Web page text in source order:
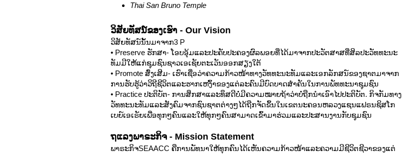
Thai San Bruno Temple
ວິສັຍທັສນ໌ຂອງເຮົາ - Our Vision
ວິສັຍທັສນ໌ນັ້ນມາຈາກ3 P
• Preserve ຮັກສາ- ໂອບອຸ້ມແລະປະຄັບປະຄອງຜົລພອຍທີ່ໄດ້ມາຈາກປະວັຕສາສທີ່ສິລປະວັທທະນະ
ທັມມີໃຫ້ແກ່ຊຸມຊົນຊາວເອເຊັຍຕະເວັນອອກສຽງໃຕ້
• Promote ສົ່ງເສີມ- ເຮົາເຊື່ອວ່າຄວາມກ້າວໜ້າທາງວັທທະນະທັມແລະເອກລັກສນ໌ຂອງຊາຕມາຈາກ
ການຮັບຮູ້ວ່າວິຖີຊີວິຕແລະຮາກເຫງົ້າຂອງແຕ່ລະຄົນມີບົດບາດສຳຄັນໃນການພັທທະນາຊຸມຊົນ
• Practice ປະຕິບັຕ- ການສຶກສາແລະທຶສດີບໍ່ມີຄວາມໝາຍຖ້າວ່າບໍ່ຖືກນຳເອົາໄປປະຕິບັຕ. ກິຈກັມທາງ
ວັທທະນະທັມແລະສັງຄົມຈາກຊົນຊາຕຕ່າງໆໄດ້ຖືກຈັດຂຶ້ນໃນເຂຕນະຄອນຫລວງແຊນແຟຣນຊິສໂກ
ເບຍ໌ເອເຣັຍເພື່ອທຸກໆຄົນແລະໃຫ້ທຸກໆຄົນສາມາດເຂົ້າມາຮ່ວມແລະປະສານງານກັບຊຸມຊົນ
ຖແລງພາຣະກິຈ - Mission Statement
ພາຣະກິຈSEAACC ຄືການພັທນາໃຫ້ທຸກຄົນໄດ້ເຫັນຄວາມກ້າວໜ້າແລະຄວາມມີຊີວິຕຊີວາຂອງແຕ່